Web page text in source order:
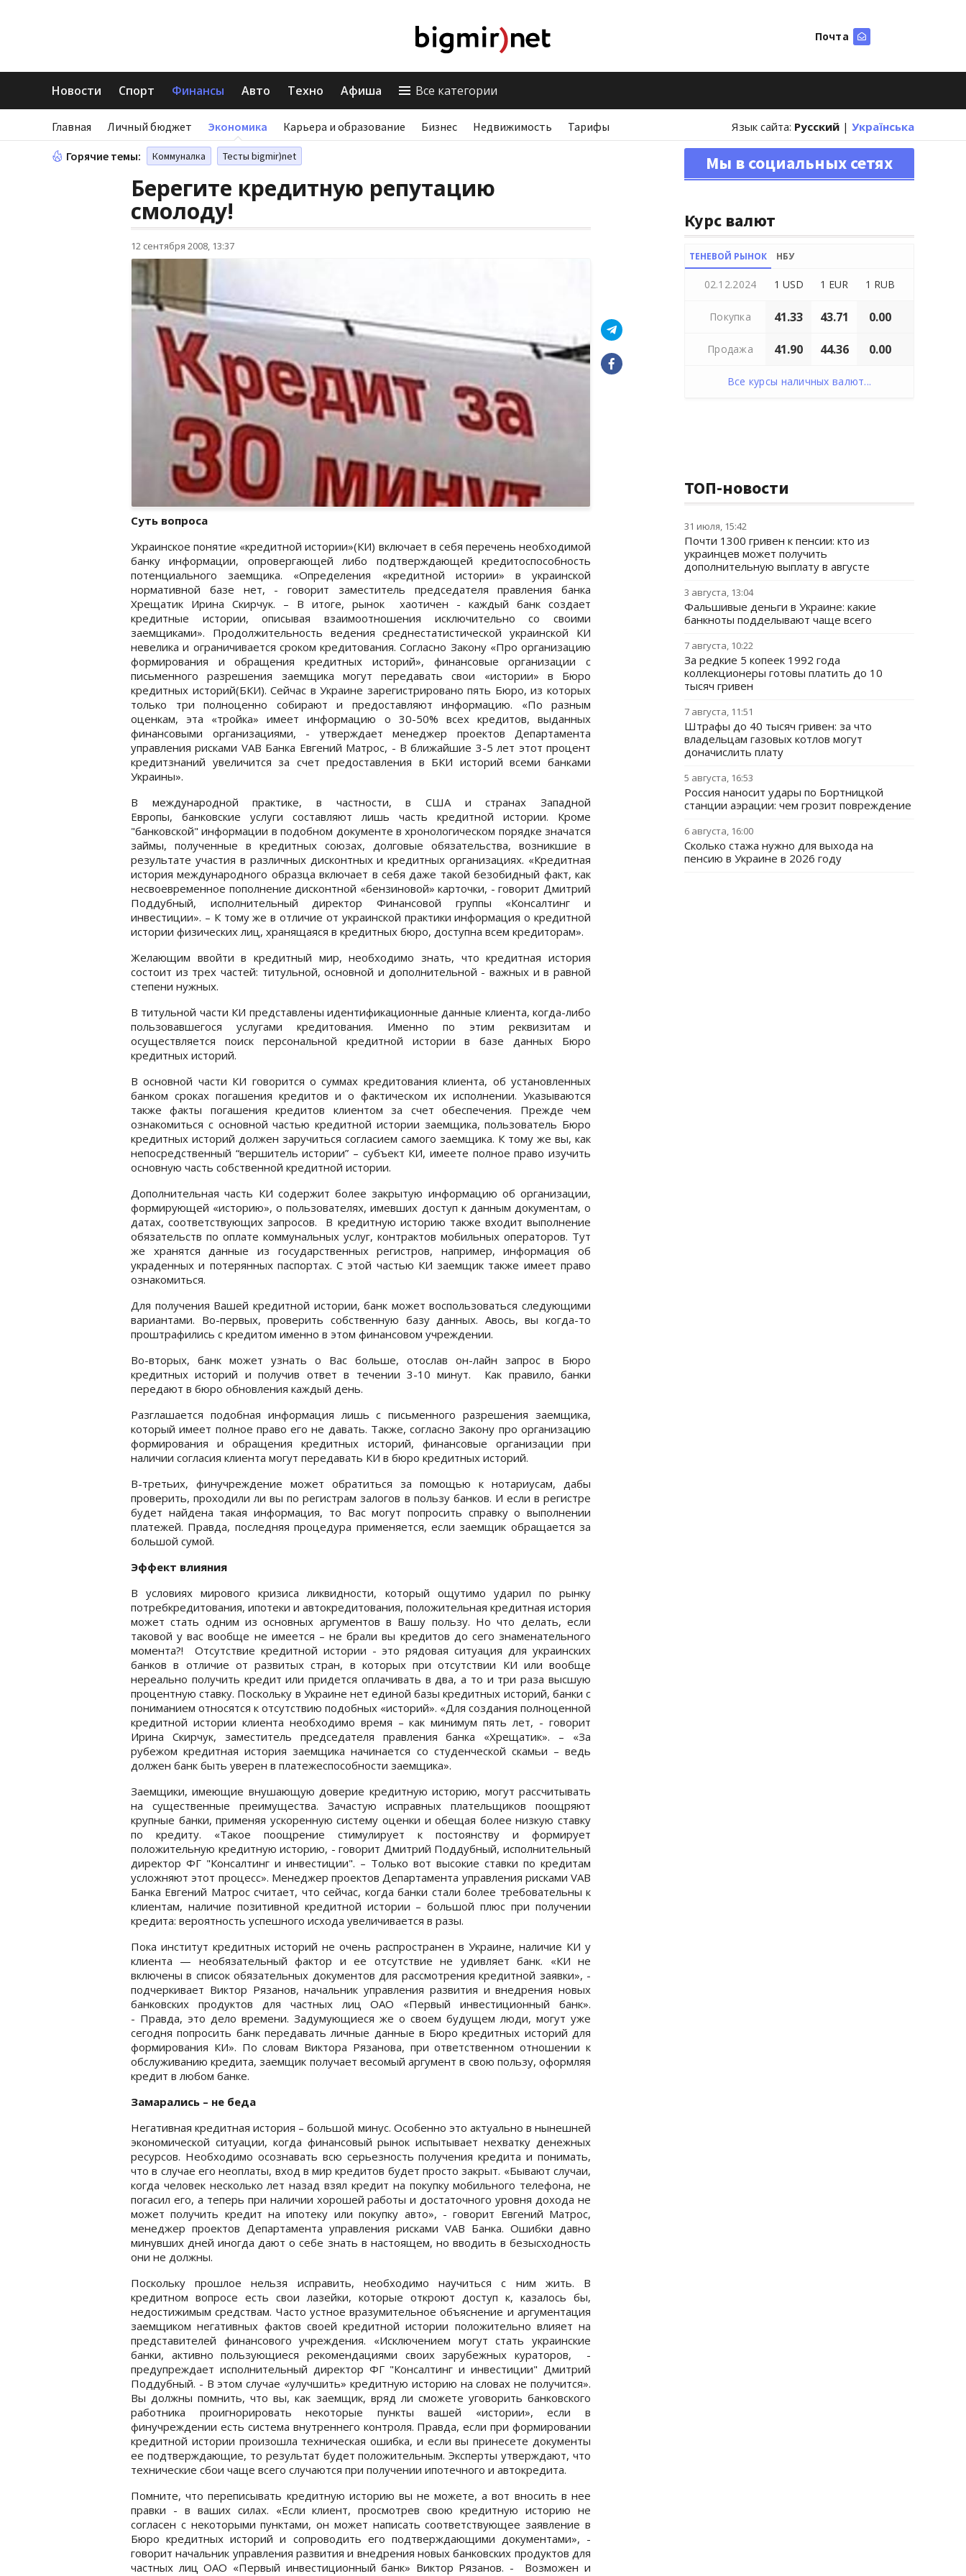
Почта
Новости Спорт Финансы Авто Техно Афиша Все категории
Главная Личный бюджет Экономика Карьера и образование Бизнес Недвижимость Тарифы Язык сайта: Русский | Українська
Горячие темы: Коммуналка Тесты bigmir)net
Берегите кредитную репутацию
смолоду!
12 сентября 2008, 13:37
Суть вопроса
Украинское понятие «кредитной истории»(КИ) включает в себя перечень необходимой
банку информации, опровергающей либо подтверждающей кредитоспособность
потенциального заемщика. «Определения «кредитной истории» в украинской
нормативной базе нет, - говорит заместитель председателя правления банка
Хрещатик Ирина Скирчук. – В итоге, рынок хаотичен - каждый банк создает
кредитные истории, описывая взаимоотношения исключительно со своими
заемщиками». Продолжительность ведения среднестатистической украинской КИ
невелика и ограничивается сроком кредитования. Согласно Закону «Про организацию
формирования и обращения кредитных историй», финансовые организации с
письменного разрешения заемщика могут передавать свои «истории» в Бюро
кредитных историй(БКИ). Сейчас в Украине зарегистрировано пять Бюро, из которых
только три полноценно собирают и предоставляют информацию. «По разным
оценкам, эта «тройка» имеет информацию о 30-50% всех кредитов, выданных
финансовыми организациями, - утверждает менеджер проектов Департамента
управления рисками VAB Банка Евгений Матрос, - В ближайшие 3-5 лет этот процент
кредитзнаний увеличится за счет предоставления в БКИ историй всеми банками
Украины».
В международной практике, в частности, в США и странах Западной
Европы, банковские услуги составляют лишь часть кредитной истории. Кроме
"банковской" информации в подобном документе в хронологическом порядке значатся
займы, полученные в кредитных союзах, долговые обязательства, возникшие в
результате участия в различных дисконтных и кредитных организациях. «Кредитная
история международного образца включает в себя даже такой безобидный факт, как
несвоевременное пополнение дисконтной «бензиновой» карточки, - говорит Дмитрий
Поддубный, исполнительный директор Финансовой группы «Консалтинг и
инвестиции». – К тому же в отличие от украинской практики информация о кредитной
истории физических лиц, хранящаяся в кредитных бюро, доступна всем кредиторам».
Желающим ввойти в кредитный мир, необходимо знать, что кредитная история
состоит из трех частей: титульной, основной и дополнительной - важных и в равной
степени нужных.
В титульной части КИ представлены идентификационные данные клиента, когда-либо
пользовавшегося услугами кредитования. Именно по этим реквизитам и
осуществляется поиск персональной кредитной истории в базе данных Бюро
кредитных историй.
В основной части КИ говорится о суммах кредитования клиента, об установленных
банком сроках погашения кредитов и о фактическом их исполнении. Указываются
также факты погашения кредитов клиентом за счет обеспечения. Прежде чем
ознакомиться с основной частью кредитной истории заемщика, пользователь Бюро
кредитных историй должен заручиться согласием самого заемщика. К тому же вы, как
непосредственный “вершитель истории” – субъект КИ, имеете полное право изучить
основную часть собственной кредитной истории.
Дополнительная часть КИ содержит более закрытую информацию об организации,
формирующей «историю», о пользователях, имевших доступ к данным документам, о
датах, соответствующих запросов. В кредитную историю также входит выполнение
обязательств по оплате коммунальных услуг, контрактов мобильных операторов. Тут
же хранятся данные из государственных регистров, например, информация об
украденных и потерянных паспортах. С этой частью КИ заемщик также имеет право
ознакомиться.
Для получения Вашей кредитной истории, банк может воспользоваться следующими
вариантами. Во-первых, проверить собственную базу данных. Авось, вы когда-то
проштрафились с кредитом именно в этом финансовом учреждении.
Во-вторых, банк может узнать о Вас больше, отослав он-лайн запрос в Бюро
кредитных историй и получив ответ в течении 3-10 минут. Как правило, банки
передают в бюро обновления каждый день.
Разглашается подобная информация лишь с письменного разрешения заемщика,
который имеет полное право его не давать. Также, согласно Закону про организацию
формирования и обращения кредитных историй, финансовые организации при
наличии согласия клиента могут передавать КИ в бюро кредитных историй.
В-третьих, финучреждение может обратиться за помощью к нотариусам, дабы
проверить, проходили ли вы по регистрам залогов в пользу банков. И если в регистре
будет найдена такая информация, то Вас могут попросить справку о выполнении
платежей. Правда, последняя процедура применяется, если заемщик обращается за
большой сумой.
Эффект влияния
В условиях мирового кризиса ликвидности, который ощутимо ударил по рынку
потребкредитования, ипотеки и автокредитования, положительная кредитная история
может стать одним из основных аргументов в Вашу пользу. Но что делать, если
таковой у вас вообще не имеется – не брали вы кредитов до сего знаменательного
момента?! Отсутствие кредитной истории - это рядовая ситуация для украинских
банков в отличие от развитых стран, в которых при отсутствии КИ или вообще
нереально получить кредит или придется оплачивать в два, а то и три раза высшую
процентную ставку. Поскольку в Украине нет единой базы кредитных историй, банки с
пониманием относятся к отсутствию подобных «историй». «Для создания полноценной
кредитной истории клиента необходимо время – как минимум пять лет, - говорит
Ирина Скирчук, заместитель председателя правления банка «Хрещатик». – «За
рубежом кредитная история заемщика начинается со студенческой скамьи – ведь
должен банк быть уверен в платежеспособности заемщика».
Заемщики, имеющие внушающую доверие кредитную историю, могут рассчитывать
на существенные преимущества. Зачастую исправных плательщиков поощряют
крупные банки, применяя ускоренную систему оценки и обещая более низкую ставку
по кредиту. «Такое поощрение стимулирует к постоянству и формирует
положительную кредитную историю, - говорит Дмитрий Поддубный, исполнительный
директор ФГ "Консалтинг и инвестиции". – Только вот высокие ставки по кредитам
усложняют этот процесс». Менеджер проектов Департамента управления рисками VAB
Банка Евгений Матрос считает, что сейчас, когда банки стали более требовательны к
клиентам, наличие позитивной кредитной истории – большой плюс при получении
кредита: вероятность успешного исхода увеличивается в разы.
Пока институт кредитных историй не очень распространен в Украине, наличие КИ у
клиента — необязательный фактор и ее отсутствие не удивляет банк. «КИ не
включены в список обязательных документов для рассмотрения кредитной заявки», -
подчеркивает Виктор Рязанов, начальник управления развития и внедрения новых
банковских продуктов для частных лиц ОАО «Первый инвестиционный банк».
- Правда, это дело времени. Задумующиеся же о своем будущем люди, могут уже
сегодня попросить банк передавать личные данные в Бюро кредитных историй для
формирования КИ». По словам Виктора Рязанова, при ответственном отношении к
обслуживанию кредита, заемщик получает весомый аргумент в свою пользу, оформляя
кредит в любом банке.
Замарались – не беда
Негативная кредитная история – большой минус. Особенно это актуально в нынешней
экономической ситуации, когда финансовый рынок испытывает нехватку денежных
ресурсов. Необходимо осознавать всю серьезность получения кредита и понимать,
что в случае его неоплаты, вход в мир кредитов будет просто закрыт. «Бывают случаи,
когда человек несколько лет назад взял кредит на покупку мобильного телефона, не
погасил его, а теперь при наличии хорошей работы и достаточного уровня дохода не
может получить кредит на ипотеку или покупку авто», - говорит Евгений Матрос,
менеджер проектов Департамента управления рисками VAB Банка. Ошибки давно
минувших дней иногда дают о себе знать в настоящем, но вводить в безысходность
они не должны.
Поскольку прошлое нельзя исправить, необходимо научиться с ним жить. В
кредитном вопросе есть свои лазейки, которые откроют доступ к, казалось бы,
недостижимым средствам. Часто устное вразумительное объяснение и аргументация
заемщиком негативных фактов своей кредитной истории положительно влияет на
представителей финансового учреждения. «Исключением могут стать украинские
банки, активно пользующиеся рекомендациями своих зарубежных кураторов, -
предупреждает исполнительный директор ФГ "Консалтинг и инвестиции" Дмитрий
Поддубный. - В этом случае «улучшить» кредитную историю на словах не получится».
Вы должны помнить, что вы, как заемщик, вряд ли сможете уговорить банковского
работника проигнорировать некоторые пункты вашей «истории», если в
финучреждении есть система внутреннего контроля. Правда, если при формировании
кредитной истории произошла техническая ошибка, и если вы принесете документы
ее подтверждающие, то результат будет положительным. Эксперты утверждают, что
технические сбои чаще всего случаются при получении ипотечного и автокредита.
Помните, что переписывать кредитную историю вы не можете, а вот вносить в нее
правки - в ваших силах. «Если клиент, просмотрев свою кредитную историю не
согласен с некоторыми пунктами, он может написать соответствующее заявление в
Бюро кредитных историй и сопроводить его подтверждающими документами», -
говорит начальник управления развития и внедрения новых банковских продуктов для
частных лиц ОАО «Первый инвестиционный банк» Виктор Рязанов. - Возможен и
Мы в социальных сетях
Курс валют
ТЕНЕВОЙ РЫНОК НБУ
02.12.2024 1 USD 1 EUR 1 RUB
Покупка 41.33 43.71 0.00
Продажа 41.90 44.36 0.00
Все курсы наличных валют...
ТОП-новости
31 июля, 15:42
Почти 1300 гривен к пенсии: кто из
украинцев может получить
дополнительную выплату в августе
3 августа, 13:04
Фальшивые деньги в Украине: какие
банкноты подделывают чаще всего
7 августа, 10:22
За редкие 5 копеек 1992 года
коллекционеры готовы платить до 10
тысяч гривен
7 августа, 11:51
Штрафы до 40 тысяч гривен: за что
владельцам газовых котлов могут
доначислить плату
5 августа, 16:53
Россия наносит удары по Бортницкой
станции аэрации: чем грозит повреждение
6 августа, 16:00
Сколько стажа нужно для выхода на
пенсию в Украине в 2026 году